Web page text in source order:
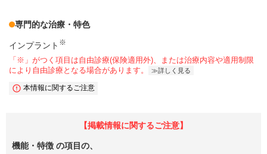
専門的な治療・特色
インプラント ※
「※」がつく項目は自由診療(保険適用外)、または治療内容や適用制限
により自由診療となる場合があります。
詳しく見る
本情報に関するご注意
【掲載情報に関するご注意】
機能・特徴 の項目の、